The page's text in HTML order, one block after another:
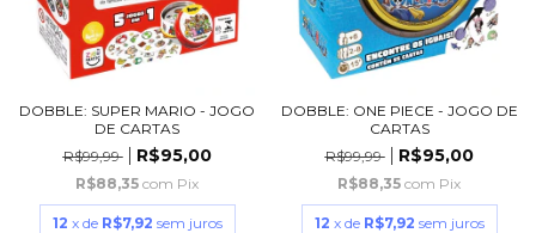
DOBBLE: SUPER MARIO - JOGO
DE CARTAS
R$99,99
R$95,00
R$88,35 com Pix
12 x de R$7,92 sem juros
DOBBLE: ONE PIECE - JOGO DE
CARTAS
R$99,99
R$95,00
R$88,35 com Pix
12 x de R$7,92 sem juros